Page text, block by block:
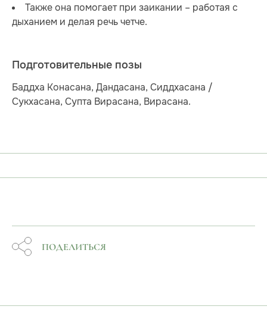
Также она помогает при заикании – работая с
дыханием и делая речь четче.
Подготовительные позы
Баддха Конасана, Дандасана, Сиддхасана /
Сукхасана, Супта Вирасана, Вирасана.
ПОДЕЛИТЬСЯ